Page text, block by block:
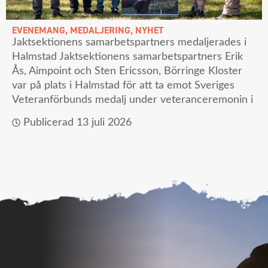
EVENEMANG, MEDALJERING, NYHET
Jaktsektionens samarbetspartners medaljerades i
Halmstad Jaktsektionens samarbetspartners Erik
Ås, Aimpoint och Sten Ericsson, Börringe Kloster
var på plats i Halmstad för att ta emot Sveriges
Veteranförbunds medalj under veteranceremonin i
Publicerad 13 juli 2026